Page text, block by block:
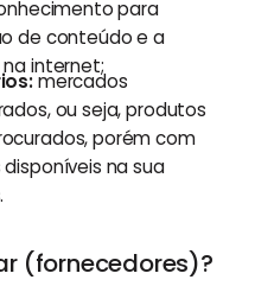
para
de conteúdo e a
internet;
mercados
ou seja, produtos
porém com
na sua
(fornecedores)?